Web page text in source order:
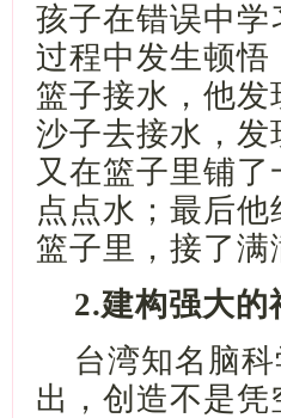
孩子在错误中
过程中发生顿
篮子接水，他
沙子去接水，
又在篮子里铺
点点水；最后
篮子里，接了满
2.建构强大的
台湾知名脑
出，创造不是